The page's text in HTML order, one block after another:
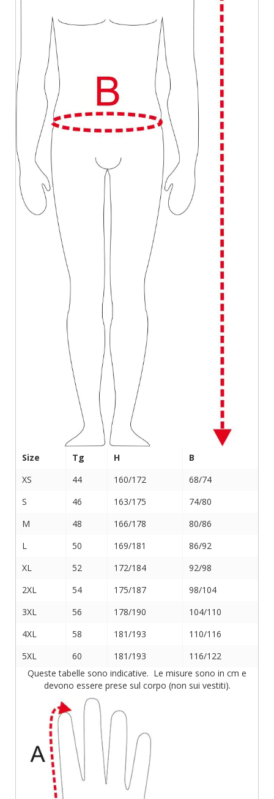
Size Tg H
B
XS
44 160/172
68/74
S
46 163/175
74/80
M
48 166/178
80/86
L
50 169/181
86/92
XL
52 172/184
92/98
2XL
54 175/187
98/104
3XL
56 178/190
104/110
4XL
58 181/193
110/116
5XL
60 181/193
116/122
Queste tabelle sono indicative. Le misure sono in cm e
devono essere prese sul corpo (non sui vestiti).